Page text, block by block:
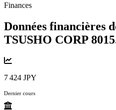
Finances
Données financières
TSUSHO CORP
7 424 JPY
Dernier cours